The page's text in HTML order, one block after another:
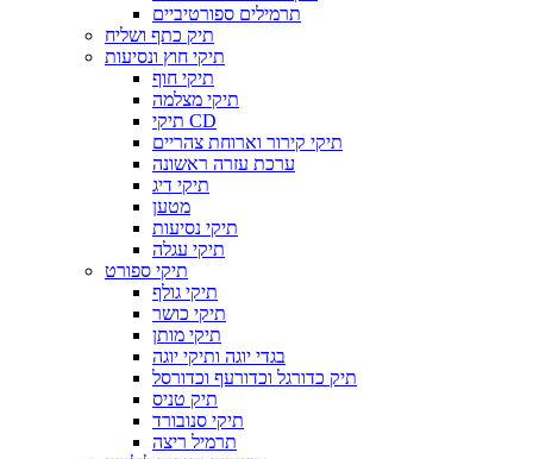
תרמילים ספורטיביים
תיק כתף ושליח
תיקי חוץ ונסיעות
תיקי חוף
תיקי מצלמה
תיקי CD
תיקי קירור וארוחת צהריים
ערכת עזרה ראשונה
תיקי דיג
מטען
תיקי נסיעות
תיקי עגלה
תיקי ספורט
תיקי גולף
תיקי כושר
תיקי מותן
בגדי יוגה ותיקי יוגה
תיק כדורגל וכדורעף וכדורסל
תיק טניס
תיקי סנובורד
תרמיל ריצה